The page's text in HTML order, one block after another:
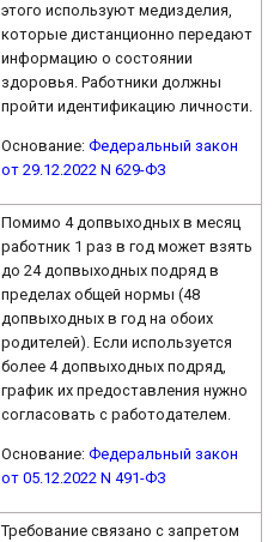
этого используют медизделия,
которые дистанционно передают
информацию о состоянии
здоровья. Работники должны
пройти идентификацию личности.
Основание:Федеральный закон
от 29.12.2022 N 629-ФЗ
Помимо 4 допвыходных в месяц
работник 1 раз в год может взять
до 24 допвыходных подряд в
пределах общей нормы (48
допвыходных в год на обоих
родителей). Если используется
более 4 допвыходных подряд,
график их предоставления нужно
согласовать с работодателем.
Основание:Федеральный закон
от 05.12.2022 N 491-ФЗ
Требование связано с запретом